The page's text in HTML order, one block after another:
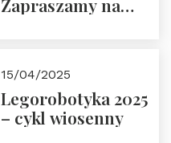
Zapraszamy na
Trójmorza.
15/04/2025
Legorobotyka 2025
– cykl wiosenny